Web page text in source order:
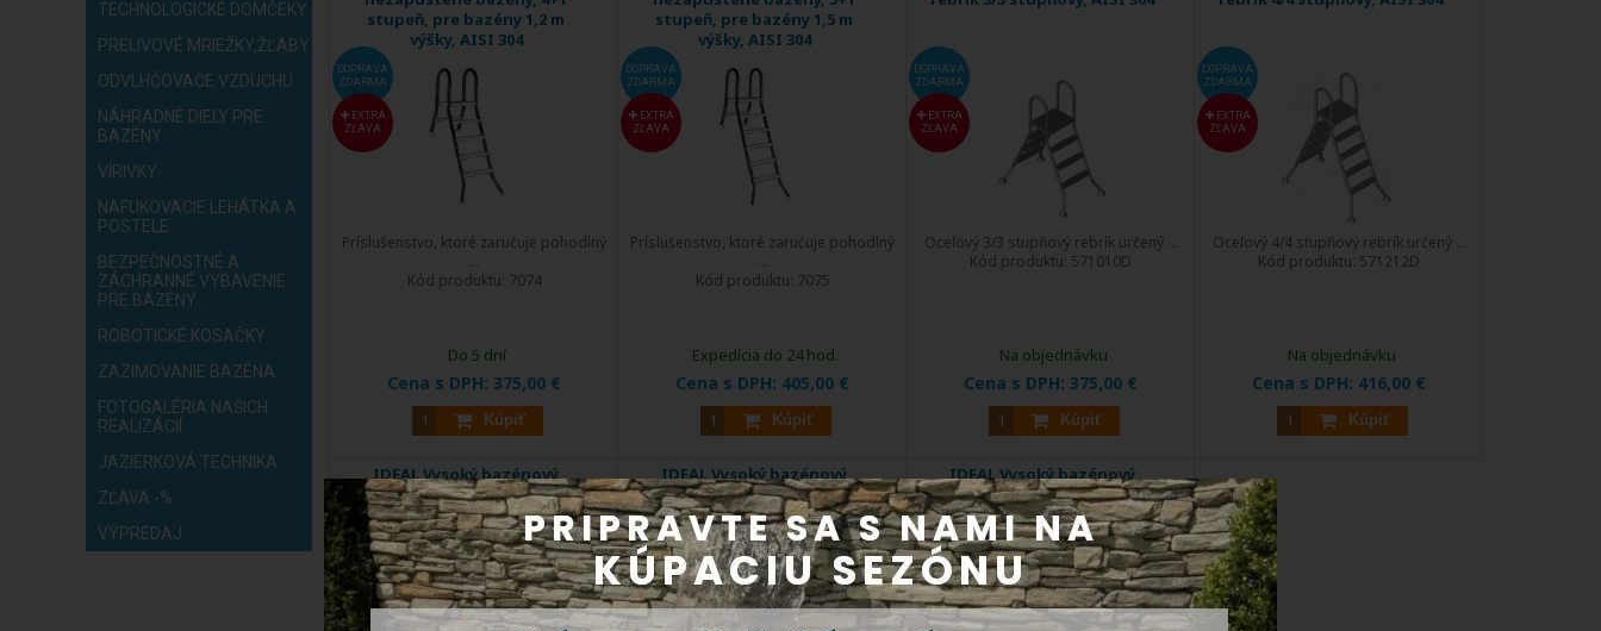
TECHNOLOGICKÉ DOMČEKY
PRELIVOVÉ MRIEŽKY,ŽĽABY
ODVLHČOVAČE VZDUCHU
NÁHRADNÉ DIELY PRE
BAZÉNY
VÍRIVKY
NAFUKOVACIE LEHÁTKA A
POSTELE
BEZPEČNOSTNÉ A
ZÁCHRANNÉ VYBAVENIE
PRE BAZÉNY
ROBOTICKÉ KOSAČKY
ZAZIMOVANIE BAZÉNA
FOTOGALÉRIA NAŠICH
REALIZÁCIÍ
JAZIERKOVÁ TECHNIKA
ZĽAVA -%
VÝPREDAJ
stupeň, pre bazény 1,2 m
výšky, AISI 304
DOPRAVA
ZDARMA
EXTRA
ZĽAVA
Príslušenstvo, ktoré zaručuje pohodlný
Kód produktu: 7074
Cena s DPH: 375,00 €
Kúpiť
Do 5 dní
stupeň, pre bazény 1,5 m
výšky, AISI 304
DOPRAVA
ZDARMA
EXTRA
ZĽAVA
Príslušenstvo, ktoré zaručuje pohodlný
Kód produktu: 7075
Cena s DPH: 405,00 €
Kúpiť
Expedícia do 24 hod.
DOPRAVA
ZDARMA
EXTRA
ZĽAVA
Oceľový 3/3 stupňový rebrík určený ...
Kód produktu: 571010D
Cena s DPH: 375,00 €
Kúpiť
Na objednávku
DOPRAVA
ZDARMA
EXTRA
ZĽAVA
Oceľový 4/4 stupňový rebrík určený ...
Kód produktu: 571212D
Cena s DPH: 416,00 €
Kúpiť
Na objednávku
IDEAL Vysoký bazénový
rebrík 5/5 stupňový, AISI 304
DOPRAVA
ZDARMA
EXTRA
ZĽAVA
IDEAL Vysoký bazénový
rebrík 4/1 stupňový, AISI 304
DOPRAVA
ZDARMA
EXTRA
IDEAL Vysoký bazénový
rebrík 5/1 stupňový, AISI 304
DOPRAVA
ZDARMA
EXTRA
ZĽAVA